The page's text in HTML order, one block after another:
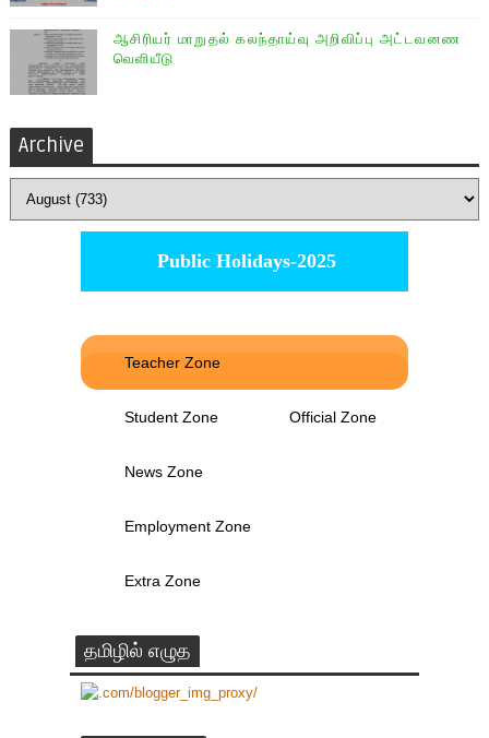
ஆசிரியர் மாறுதல் கலந்தாய்வு அறிவிப்பு அட்டவனண
வெளியீடு
Archive
Public Holidays-2025
Teacher Zone
Student Zone Official Zone
News Zone
Employment Zone
Extra Zone
தமிழில் எழுத